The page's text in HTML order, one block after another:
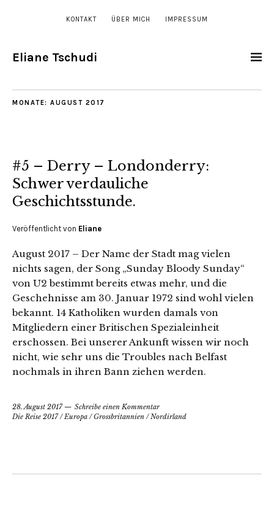
KONTAKT ÜBER MICH IMPRESSUM
Eliane Tschudi
MONATE: AUGUST 2017
#5 – Derry – Londonderry:
Schwer verdauliche
Geschichtsstunde.
Veröffentlicht von Eliane
August 2017 – Der Name der Stadt mag vielen
nichts sagen, der Song „Sunday Bloody Sunday“
von U2 bestimmt bereits etwas mehr, und die
Geschehnisse am 30. Januar 1972 sind wohl vielen
bekannt. 14 Katholiken wurden damals von
Mitgliedern einer Britischen Spezialeinheit
erschossen. Bei unserer Ankunft wissen wir noch
nicht, wie sehr uns die Troubles nach Belfast
nochmals in ihren Bann ziehen werden.
28. August 2017
Schreibe einen Kommentar
Die Reise 2017/Europa /Grossbritannien /Nordirland